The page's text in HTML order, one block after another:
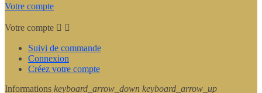
Votre compte
Votre compte  
Suivi de commande
Connexion
Créez votre compte
Informations keyboard_arrow_down keyboard_arrow_up